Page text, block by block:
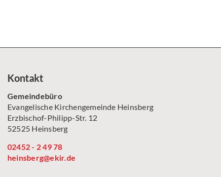
Kontakt
Gemeindebüro
Evangelische Kirchengemeinde Heinsberg
Erzbischof-Philipp-Str. 12
52525 Heinsberg
02452 - 2 49 78
heinsberg@ekir.de